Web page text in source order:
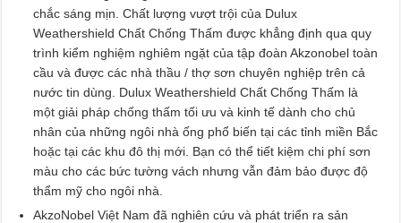
chắc sáng mịn. Chất lượng vượt trội của Dulux
Weathershield Chất Chống Thấm được khẳng định qua quy
trình kiểm nghiệm nghiêm ngặt của tập đoàn Akzonobel toàn
cầu và được các nhà thầu / thợ sơn chuyên nghiệp trên cả
nước tin dùng. Dulux Weathershield Chất Chống Thấm là
một giải pháp chống thấm tối ưu và kinh tế dành cho chủ
nhân của những ngôi nhà ống phổ biến tại các tỉnh miền Bắc
hoặc tại các khu đô thị mới. Bạn có thể tiết kiệm chi phí sơn
màu cho các bức tường vách nhưng vẫn đảm bảo được độ
thẩm mỹ cho ngôi nhà.
AkzoNobel Việt Nam đã nghiên cứu và phát triển ra sản